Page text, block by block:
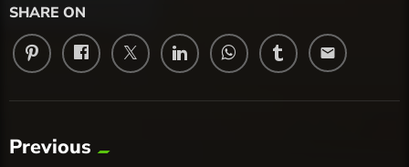
SHARE ON
email
Previous